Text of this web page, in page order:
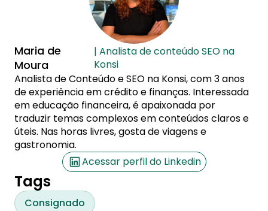
Maria de
Moura
| Analista de conteúdo SEO na
Konsi
Analista de Conteúdo e SEO na Konsi, com 3 anos
de experiência em crédito e finanças. Interessada
em educação financeira, é apaixonada por
traduzir temas complexos em conteúdos claros e
úteis. Nas horas livres, gosta de viagens e
gastronomia.
Acessar perfil do Linkedin
Tags
Consignado